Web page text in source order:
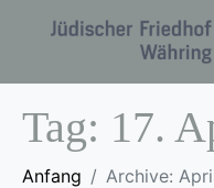
Tag: 17.
Anfang Archive: